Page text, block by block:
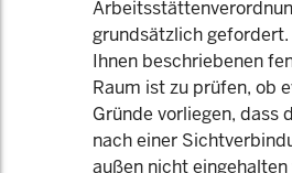
grundsätzlich
Ihnen beschriebenen
Raum ist zu prüfen, ob
Gründe vorliegen, dass
nach einer
außen nicht